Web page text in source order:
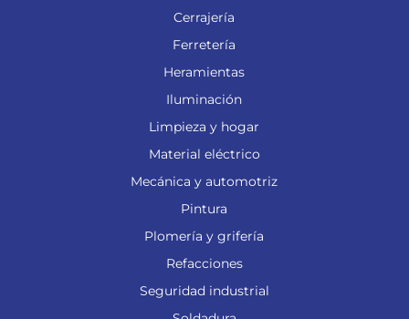
Cerrajería
Ferretería
Heramientas
Iluminación
Limpieza y hogar
Material eléctrico
Mecánica y automotriz
Pintura
Plomería y grifería
Refacciones
Seguridad industrial